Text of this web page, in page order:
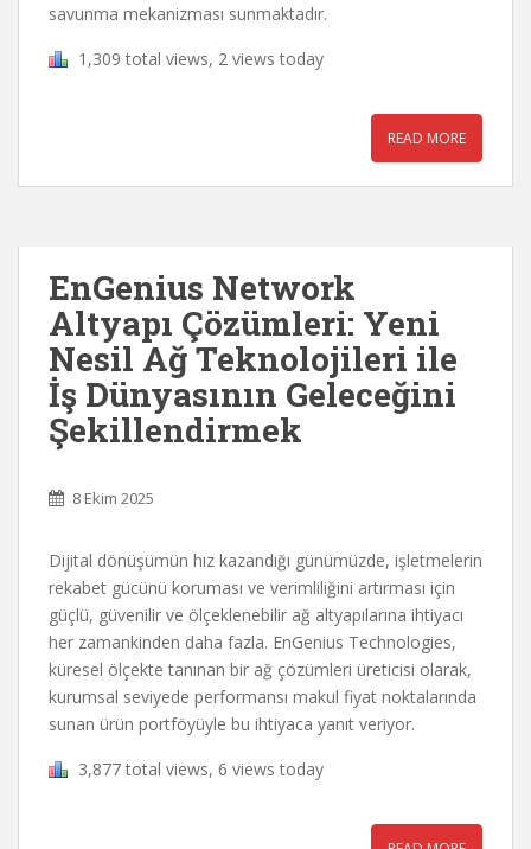
savunma mekanizması sunmaktadır.
1,309 total views, 2 views today
READ MORE
EnGenius Network
Altyapı Çözümleri: Yeni
Nesil Ağ Teknolojileri ile
İş Dünyasının Geleceğini
Şekillendirmek
8 Ekim 2025
Dijital dönüşümün hız kazandığı günümüzde, işletmelerin
rekabet gücünü koruması ve verimliliğini artırması için
güçlü, güvenilir ve ölçeklenebilir ağ altyapılarına ihtiyacı
her zamankinden daha fazla. EnGenius Technologies,
küresel ölçekte tanınan bir ağ çözümleri üreticisi olarak,
kurumsal seviyede performansı makul fiyat noktalarında
sunan ürün portföyüyle bu ihtiyaca yanıt veriyor.
3,877 total views, 6 views today